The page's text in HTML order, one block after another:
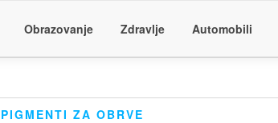
Obrazovanje Zdravlje Automobili
PIGMENTI ZA OBRVE